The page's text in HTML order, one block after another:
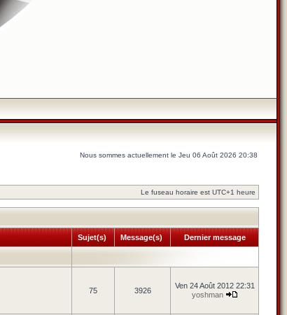
Nous sommes actuellement le Jeu 06 Août 2026 20:38
Le fuseau horaire est UTC+1 heure
Sujet(s) Message(s) Dernier message
75 3926
Ven 24 Août 2012 22:31
yoshman